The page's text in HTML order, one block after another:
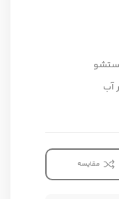
آب
مقایسه